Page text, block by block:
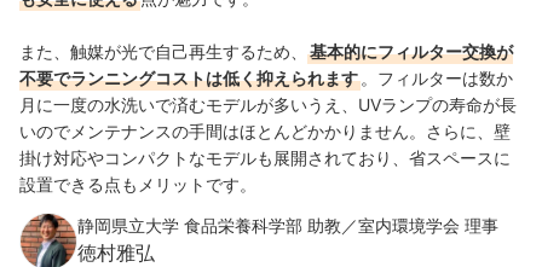
また、触媒が光で自己再生するため、
基本的にフィルター交換が
不要でランニングコストは低く抑えられます 。フィルターは数か
月に一度の水洗いで済むモデルが多いうえ、UVランプの寿命が長
いのでメンテナンスの手間はほとんどかかりません。さらに、壁
掛け対応やコンパクトなモデルも展開されており、省スペースに
設置できる点もメリットです。
静岡県立大学 食品栄養科学部 助教／室内環境学会 理事
徳村雅弘